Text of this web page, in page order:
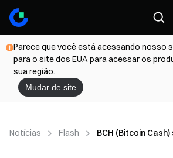
Parece que você está acessando nosso
para o site dos EUA para acessar os
sua região.
Mudar de site
Notícias Flash BCH (Bitcoin